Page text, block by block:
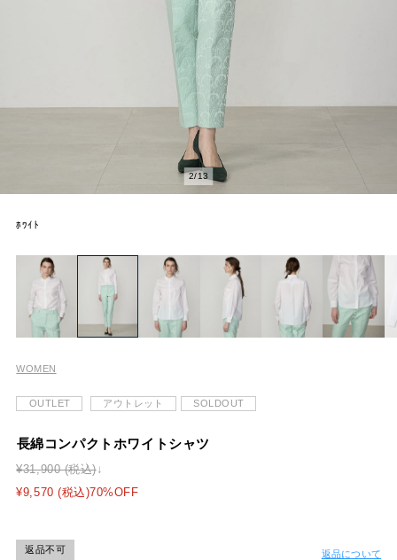
2/13
ﾎﾜｲﾄ
WOMEN
OUTLET アウトレット SOLDOUT
長綿コンパクトホワイトシャツ
¥31,900 (税込)
¥9,570 (税込)70%OFF
返品不可 返品について